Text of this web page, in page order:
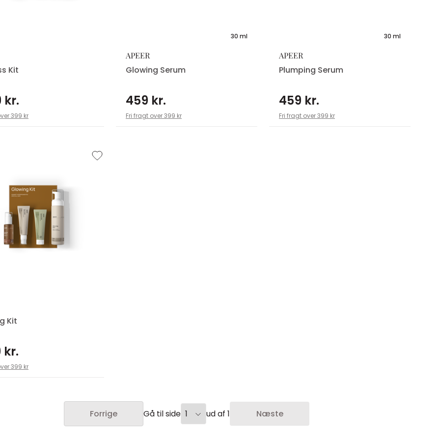
Kit
kr.
399 kr
30 ml
APEER
Glowing Serum
459 kr.
Fri fragt over 399 kr
30 ml
APEER
Plumping Serum
459 kr.
Fri fragt over 399 kr
Kit
kr.
399 kr
Forrige Gå til side ud af 1 Næste